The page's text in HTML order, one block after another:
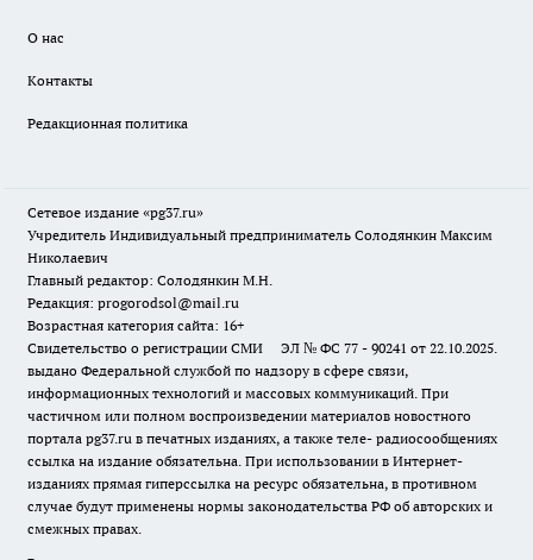
О нас
Контакты
Редакционная политика
Сетевое издание «pg37.ru»
Учредитель Индивидуальный предприниматель Солодянкин Максим
Николаевич
Главный редактор: Солодянкин М.Н.
Редакция: progorodsol@mail.ru
Возрастная категория сайта: 16+
Свидетельство о регистрации СМИ ЭЛ № ФС 77 - 90241 от 22.10.2025.
выдано Федеральной службой по надзору в сфере связи,
информационных технологий и массовых коммуникаций. При
частичном или полном воспроизведении материалов новостного
портала pg37.ru в печатных изданиях, а также теле- радиосообщениях
ссылка на издание обязательна. При использовании в Интернет-
изданиях прямая гиперссылка на ресурс обязательна, в противном
случае будут применены нормы законодательства РФ об авторских и
смежных правах.